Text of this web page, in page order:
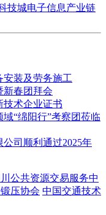
技城电子信息产业链
安装及劳务施工
新春团拜会
技术企业证书
“绵阳行”考察团莅临
司顺利通过2025年
川公共资源交易服务中
压协会 中国交通技术